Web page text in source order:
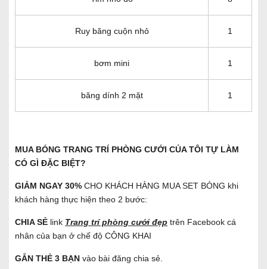
Ruy băng cuộn nhỏ 1
bơm mini 1
băng dính 2 mặt 1
MUA BÓNG TRANG TRÍ PHÒNG CƯỚI CỦA TÔI TỰ LÀM
CÓ GÌ ĐẶC BIỆT?
GIẢM NGAY 30% CHO KHÁCH HÀNG MUA SET BÓNG khi
khách hàng thực hiện theo 2 bước:
CHIA SẺ link Trang trí phòng cưới đẹp trên Facebook cá
nhân của bạn ở chế độ CÔNG KHAI
GẮN THẺ 3 BẠN vào bài đăng chia sẻ.